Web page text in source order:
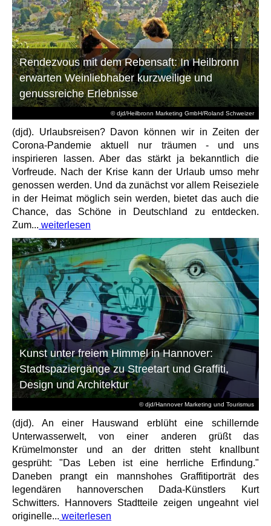
© djd/Heilbronn Marketing GmbH/Roland Schweizer
Rendezvous mit dem Rebensaft: In Heilbronn
erwarten Weinliebhaber kurzweilige und
genussreiche Erlebnisse
(djd). Urlaubsreisen? Davon können wir in Zeiten der
Corona-Pandemie aktuell nur träumen - und uns
inspirieren lassen. Aber das stärkt ja bekanntlich die
Vorfreude. Nach der Krise kann der Urlaub umso mehr
genossen werden. Und da zunächst vor allem Reiseziele
in der Heimat möglich sein werden, bietet das auch die
Chance, das Schöne in Deutschland zu entdecken.
Zum... weiterlesen
© djd/Hannover Marketing und Tourismus
Kunst unter freiem Himmel in Hannover:
Stadtspaziergänge zu Streetart und Graffiti,
Design und Architektur
(djd). An einer Hauswand erblüht eine schillernde
Unterwasserwelt, von einer anderen grüßt das
Krümelmonster und an der dritten steht knallbunt
gesprüht: "Das Leben ist eine herrliche Erfindung."
Daneben prangt ein mannshohes Graffitiporträt des
legendären hannoverschen Dada-Künstlers Kurt
Schwitters. Hannovers Stadtteile zeigen ungeahnt viel
originelle... weiterlesen